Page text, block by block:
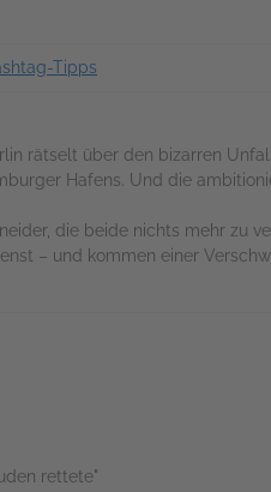
Tipps
rätselt über den bizarren
Hafens. Und die
die beide nichts mehr zu
– und kommen einer
rettete"